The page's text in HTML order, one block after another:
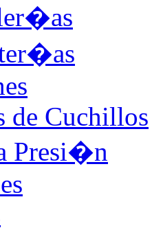
de Cuchillos
Presi�n